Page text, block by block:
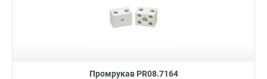
Промрукав PR08.7164